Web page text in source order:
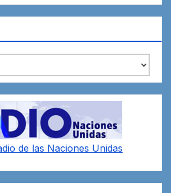
de las Naciones Unidas